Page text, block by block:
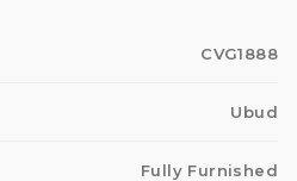
CVG1888
Ubud
Fully Furnished